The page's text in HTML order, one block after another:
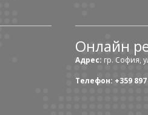
Онлайн
Адрес: гр. София,
Телефон: +359 897